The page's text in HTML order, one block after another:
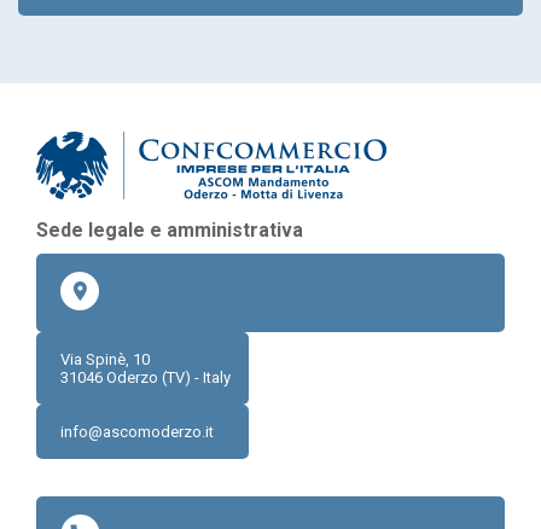
Sede legale e amministrativa
Via Spinè, 10
31046 Oderzo (TV) - Italy
info@ascomoderzo.it